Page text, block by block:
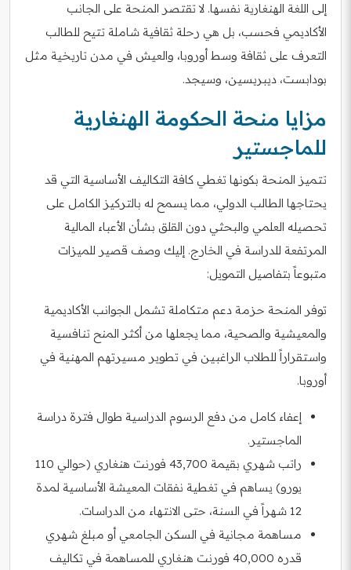
إلى اللغة الهنغارية نفسها. لا تقتصر المنحة على الجانب
الأكاديمي فحسب، بل هي رحلة ثقافية شاملة تتيح للطالب
التعرف على ثقافة وسط أوروبا، والعيش في مدن تاريخية مثل
بودابست، ديبريسين، وسيجد.
مزايا منحة الحكومة الهنغارية
للماجستير
تتميز المنحة بكونها تغطي كافة التكاليف الأساسية التي قد
يحتاجها الطالب الدولي، مما يسمح له بالتركيز الكامل على
تحصيله العلمي والبحثي دون القلق بشأن الأعباء المالية
المرتفعة للدراسة في الخارج. إليك وصف قصير للميزات
متبوعاً بتفاصيل التمويل:
توفر المنحة حزمة دعم متكاملة تشمل الجوانب الأكاديمية
والمعيشية والصحية، مما يجعلها من أكثر المنح تنافسية
واستقراراً للطلاب الراغبين في تطوير مسيرتهم المهنية في
أوروبا.
إعفاء كامل من دفع الرسوم الدراسية طوال فترة دراسة
الماجستير.
راتب شهري بقيمة 43,700 فورنت هنغاري (حوالي 110
يورو) يساهم في تغطية نفقات المعيشة الأساسية لمدة
12 شهراً في السنة، حتى الانتهاء من الدراسات.
مساهمة مجانية في السكن الجامعي أو مبلغ شهري
قدره 40,000 فورنت هنغاري للمساهمة في تكاليف